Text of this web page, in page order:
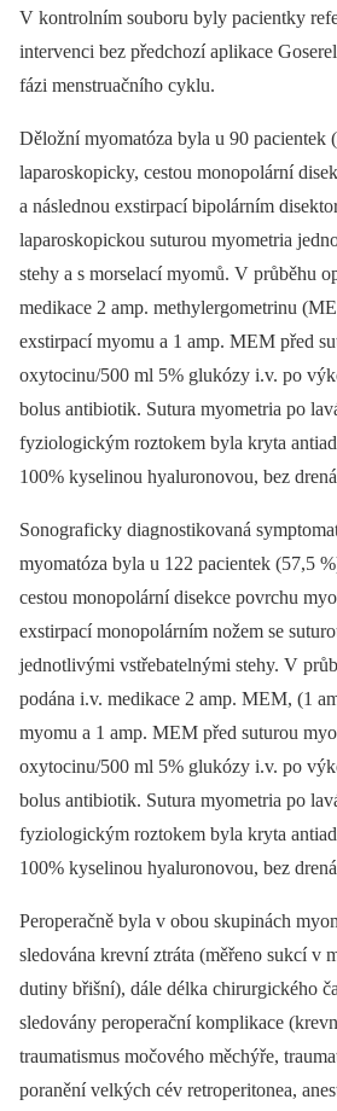
V kontrolním souboru byly pacientky
intervenci bez předchozí aplikace
fázi menstruačního cyklu.
Děložní myomatóza byla u 90 pacientek
laparoskopicky, cestou monopolární
a následnou exstirpací bipolárním
laparoskopickou suturou myometria
stehy a s morselací myomů. V průběhu
medikace 2 amp. methylergometrinu
exstirpací myomu a 1 amp. MEM před
oxytocinu/500 ml 5% glukózy i.v. po
bolus antibiotik. Sutura myometria po
fyziologickým roztokem byla kryta
100% kyselinou hyaluronovou, bez
Sonograficky diagnostikovaná
myomatóza byla u 122 pacientek (57,5
cestou monopolární disekce povrchu
exstirpací monopolárním nožem se
jednotlivými vstřebatelnými stehy. V
podána i.v. medikace 2 amp. MEM, (1
myomu a 1 amp. MEM před suturou
oxytocinu/500 ml 5% glukózy i.v. po
bolus antibiotik. Sutura myometria po
fyziologickým roztokem byla kryta
100% kyselinou hyaluronovou, bez
Peroperačně byla v obou skupinách
sledována krevní ztráta (měřeno sukcí v
dutiny břišní), dále délka chirurgického
sledovány peroperační komplikace
traumatismus močového měchýře,
poranění velkých cév retroperitonea,